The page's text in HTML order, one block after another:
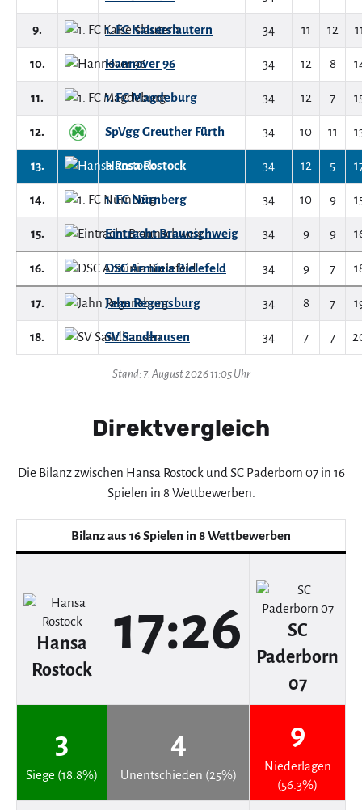
9. 1. FC Kaiserslautern 34 11 12
10. Hannover 96 34 12 8
11. 1. FC Magdeburg 34 12 7
12. SpVgg Greuther Fürth 34 10 11
13. Hansa Rostock 34 12 5
14. 1. FC Nürnberg 34 10 9
15. Eintracht Braunschweig 34 9 9
16. DSC Arminia Bielefeld 34 9 7
17. Jahn Regensburg 34 8 7
18. SV Sandhausen 34 7 7
Stand: 7. August 2026 11:05 Uhr
Direktvergleich
Die Bilanz zwischen Hansa Rostock und SC Paderborn 07 in 16
Spielen in 8 Wettbewerben.
Bilanz aus 16 Spielen in 8 Wettbewerben
Hansa
Rostock
17:26
SC
Paderborn
07
3
Siege (18.8%)
4
Unentschieden (25%)
9
Niederlagen
(56.3%)